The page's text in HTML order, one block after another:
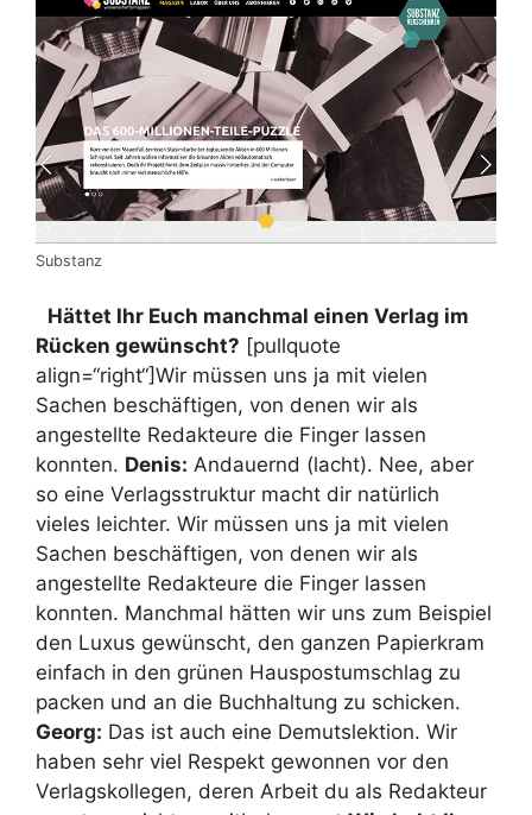
Substanz
Hättet Ihr Euch manchmal einen Verlag im
Rücken gewünscht? [pullquote
align=“right“]Wir müssen uns ja mit vielen
Sachen beschäftigen, von denen wir als
angestellte Redakteure die Finger lassen
konnten. Denis: Andauernd (lacht). Nee, aber
so eine Verlagsstruktur macht dir natürlich
vieles leichter. Wir müssen uns ja mit vielen
Sachen beschäftigen, von denen wir als
angestellte Redakteure die Finger lassen
konnten. Manchmal hätten wir uns zum Beispiel
den Luxus gewünscht, den ganzen Papierkram
einfach in den grünen Hauspostumschlag zu
packen und an die Buchhaltung zu schicken.
Georg: Das ist auch eine Demutslektion. Wir
haben sehr viel Respekt gewonnen vor den
Verlagskollegen, deren Arbeit du als Redakteur